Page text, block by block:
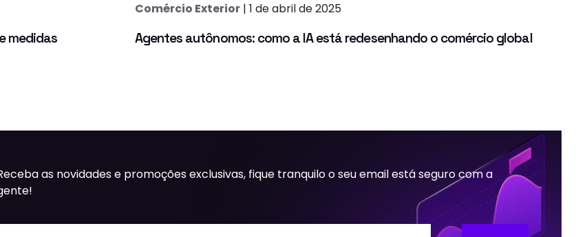
medidas
Comércio Exterior | 1 de abril de 2025
Agentes autônomos: como a IA está redesenhando o comércio global
as novidades e promoções exclusivas, fique tranquilo o seu email está seguro com a